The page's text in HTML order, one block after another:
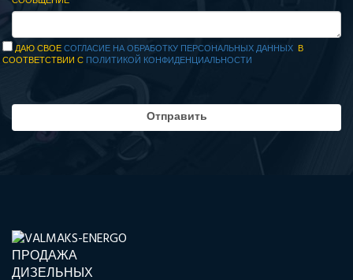
ДАЮ СВОЕСОГЛАСИЕ НА ОБРАБОТКУ ПЕРСОНАЛЬНЫХ ДАННЫХ В
СООТВЕТСТВИИ С ПОЛИТИКОЙ КОНФИДЕНЦИАЛЬНОСТИ